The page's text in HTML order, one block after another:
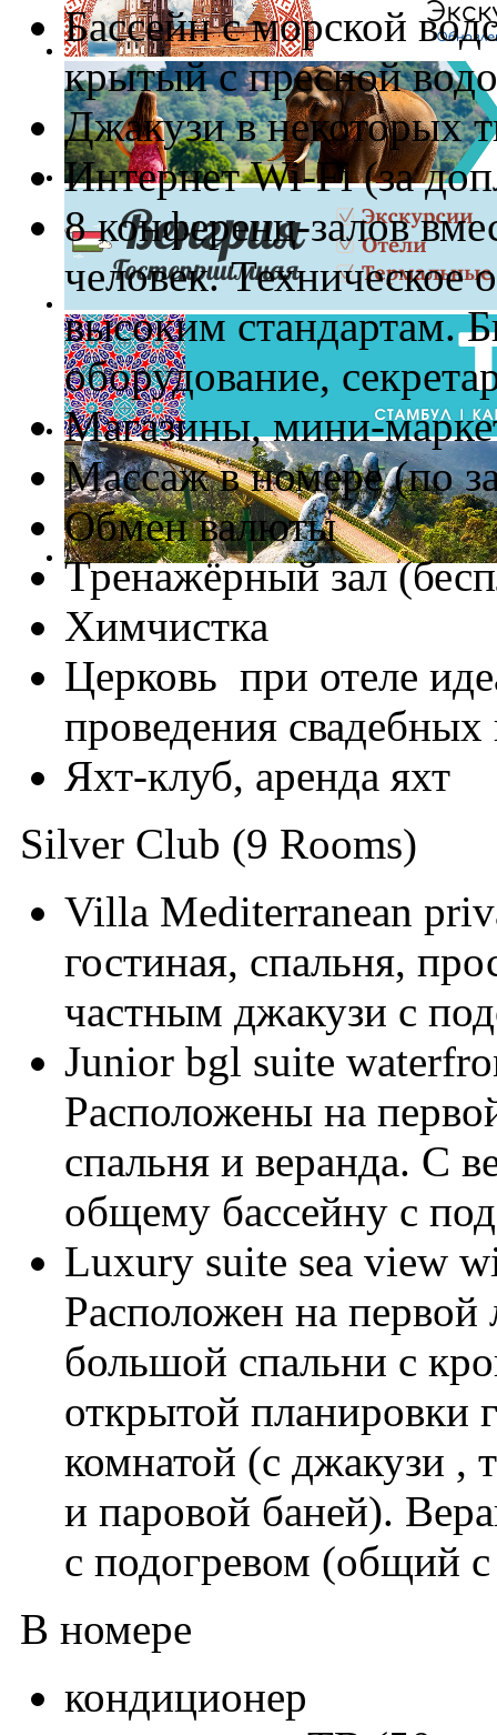
Бассейн с морской
крытый с пресной
Джакузи в некоторых
Интернет Wi-Fi (за
8 конференц-залов
человек. Техническое
высоким стандартам.
оборудование,
Магазины, мини-
Массаж в номере (по
Обмен валюты
Тренажёрный зал
Химчистка
Церковь при отеле
проведения
Яхт-клуб, аренда яхт
Silver Club (9 Rooms)
Villa Mediterranean
гостиная, спальня,
частным джакузи с
Junior bgl suite
Расположены на
спальня и веранда. С
общему бассейну с
Luxury suite sea view
Расположен на первой
большой спальни с
открытой планировки
комнатой (с джакузи ,
и паровой баней).
с подогревом (общий
В номере
кондиционер